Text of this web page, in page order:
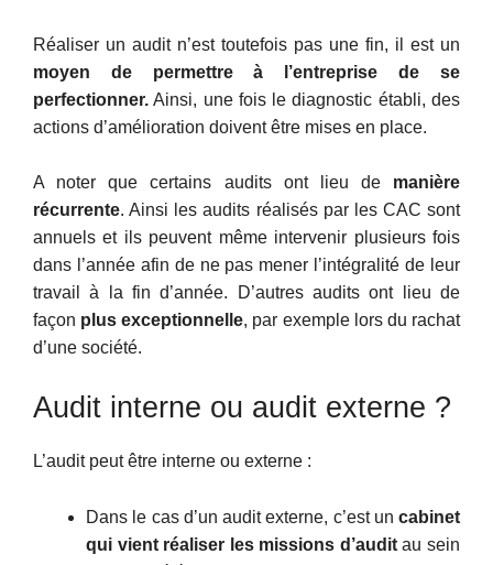
Réaliser un audit n’est toutefois pas une fin, il est un
moyen de permettre à l’entreprise de se
perfectionner. Ainsi, une fois le diagnostic établi, des
actions d’amélioration doivent être mises en place.
A noter que certains audits ont lieu de manière
récurrente. Ainsi les audits réalisés par les CAC sont
annuels et ils peuvent même intervenir plusieurs fois
dans l’année afin de ne pas mener l’intégralité de leur
travail à la fin d’année. D’autres audits ont lieu de
façon plus exceptionnelle, par exemple lors du rachat
d’une société.
Audit interne ou audit externe ?
L’audit peut être interne ou externe :
Dans le cas d’un audit externe, c’est un cabinet
qui vient réaliser les missions d’auditau sein